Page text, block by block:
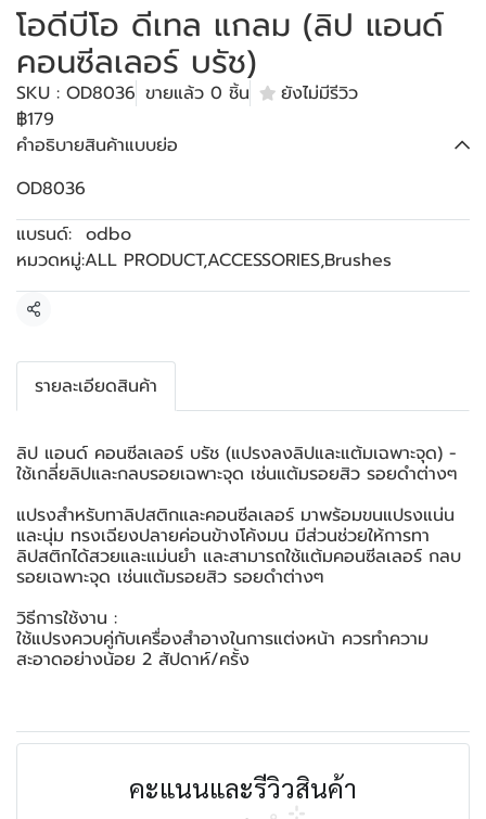
โอดีบีโอ ดีเทล แกลม (ลิป แอนด์
คอนซีลเลอร์ บรัช)
SKU : OD8036 ขายแล้ว 0 ชิ้น
ยังไม่มีรีวิว
฿179
คำอธิบายสินค้าแบบย่อ
OD8036
แบรนด์: odbo
หมวดหมู่:ALL PRODUCT,ACCESSORIES,Brushes
แชร์
รายละเอียดสินค้า
ลิป แอนด์ คอนซีลเลอร์ บรัช (แปรงลงลิปและแต้มเฉพาะจุด) -
ใช้เกลี่ยลิปและกลบรอยเฉพาะจุด เช่นแต้มรอยสิว รอยดำต่างๆ
แปรงสำหรับทาลิปสติกและคอนซีลเลอร์ มาพร้อมขนแปรงแน่น
และนุ่ม ทรงเฉียงปลายค่อนข้างโค้งมน มีส่วนช่วยให้การทา
ลิปสติกได้สวยและแม่นยำ และสามารถใช้แต้มคอนซีลเลอร์ กลบ
รอยเฉพาะจุด เช่นแต้มรอยสิว รอยดำต่างๆ
วิธีการใช้งาน :
ใช้แปรงควบคู่กับเครื่องสำอางในการแต่งหน้า ควรทำความ
สะอาดอย่างน้อย 2 สัปดาห์/ครั้ง
คะแนนและรีวิวสินค้า